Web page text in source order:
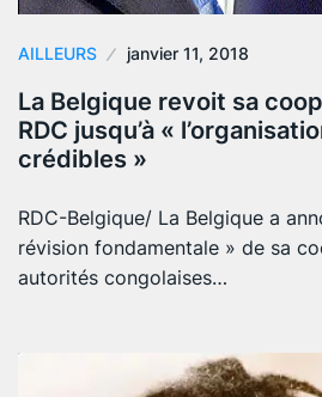
AILLEURS janvier 11, 2018
La Belgique revoit sa
RDC jusqu’à «
crédibles »
RDC-Belgique/ La Belgique a
révision fondamentale » de sa
autorités congolaises…